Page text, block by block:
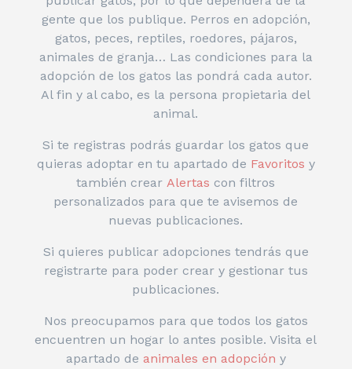
gente que los publique. Perros en adopción,
gatos, peces, reptiles, roedores, pájaros,
animales de granja… Las condiciones para la
adopción de los gatos las pondrá cada autor.
Al fin y al cabo, es la persona propietaria del
animal.
Si te registras podrás guardar los gatos que
quieras adoptar en tu apartado de Favoritos y
también crear Alertas con filtros
personalizados para que te avisemos de
nuevas publicaciones.
Si quieres publicar adopciones tendrás que
registrarte para poder crear y gestionar tus
publicaciones.
Nos preocupamos para que todos los gatos
encuentren un hogar lo antes posible. Visita el
apartado de animales en adopción y